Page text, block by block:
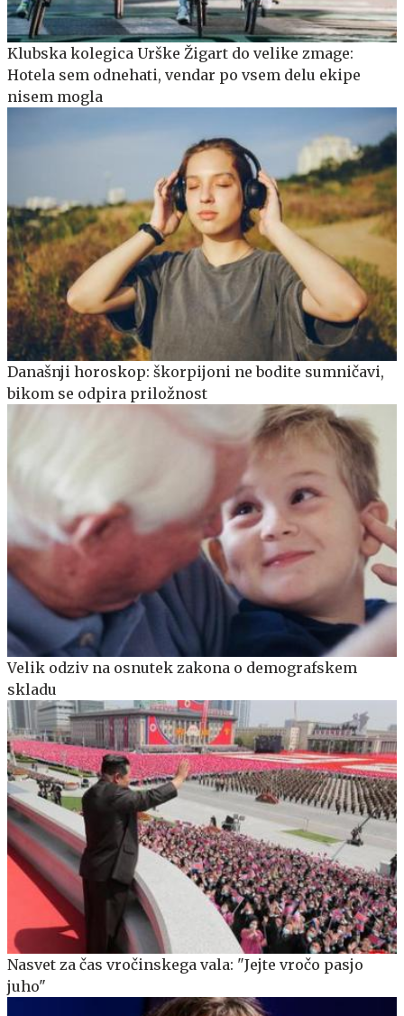
Klubska kolegica Urške Žigart do velike zmage:
Hotela sem odnehati, vendar po vsem delu ekipe
nisem mogla
Današnji horoskop: škorpijoni ne bodite sumničavi,
bikom se odpira priložnost
Velik odziv na osnutek zakona o demografskem
skladu
Nasvet za čas vročinskega vala: "Jejte vročo pasjo
juho"